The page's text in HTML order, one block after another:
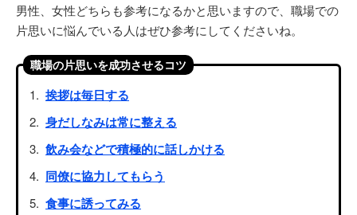
男性、女性どちらも参考になるかと思いますので、職場での
片思いに悩んでいる人はぜひ参考にしてくださいね。
職場の片思いを成功させるコツ
挨拶は毎日する
身だしなみは常に整える
飲み会などで積極的に話しかける
同僚に協力してもらう
食事に誘ってみる